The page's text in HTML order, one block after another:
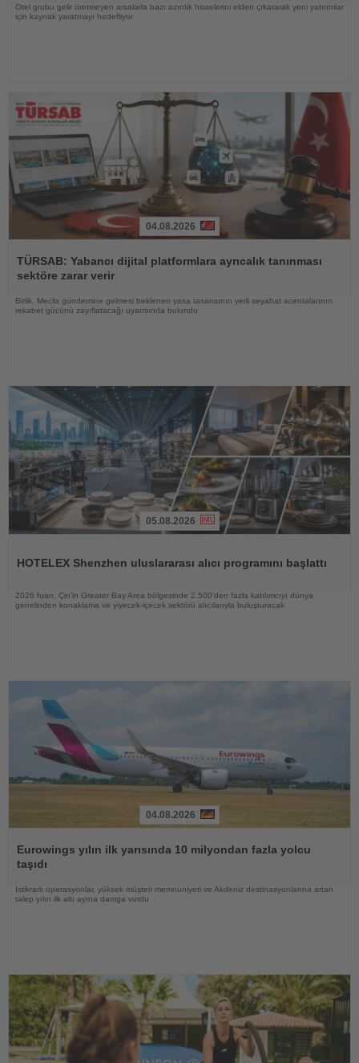
Otel grubu gelir üretmeyen arsalarla bazı azınlık hisselerini elden çıkararak yeni yatırımlar
için kaynak yaratmayı hedefliyor
Oku
04.08.2026
TÜRSAB: Yabancı dijital platformlara ayrıcalık tanınması
sektöre zarar verir
Birlik, Meclis gündemine gelmesi beklenen yasa tasarısının yerli seyahat acentalarının
rekabet gücünü zayıflatacağı uyarısında bulundu
05.08.2026
HOTELEX Shenzhen uluslararası alıcı programını başlattı
2026 fuarı, Çin'in Greater Bay Area bölgesinde 2.500'den fazla katılımcıyı dünya
genelinden konaklama ve yiyecek-içecek sektörü alıcılarıyla buluşturacak
Oku
04.08.2026
Eurowings yılın ilk yarısında 10 milyondan fazla yolcu
taşıdı
İstikrarlı operasyonlar, yüksek müşteri memnuniyeti ve Akdeniz destinasyonlarına artan
talep yılın ilk altı ayına damga vurdu